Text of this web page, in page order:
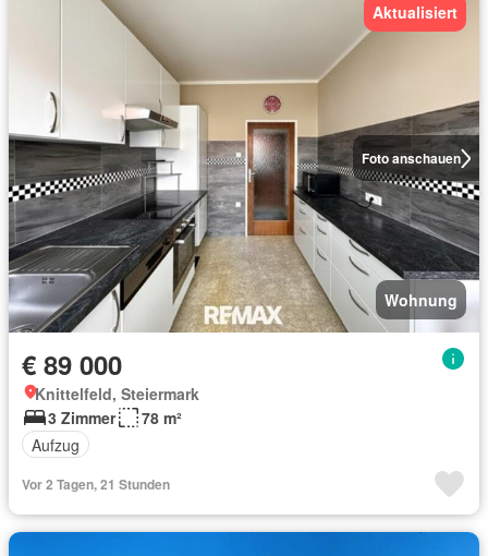
Foto anschauen
Aktualisiert
Wohnung
€ 89 000
Knittelfeld, Steiermark
3 Zimmer
78 m²
Aufzug
Vor 2 Tagen, 21 Stunden